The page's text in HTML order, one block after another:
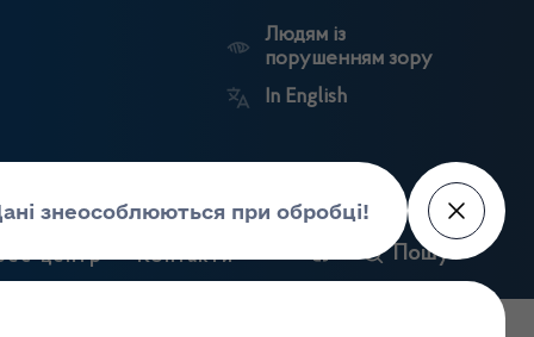
Людям із
порушенням зору
In English
центр Контакти Пошук